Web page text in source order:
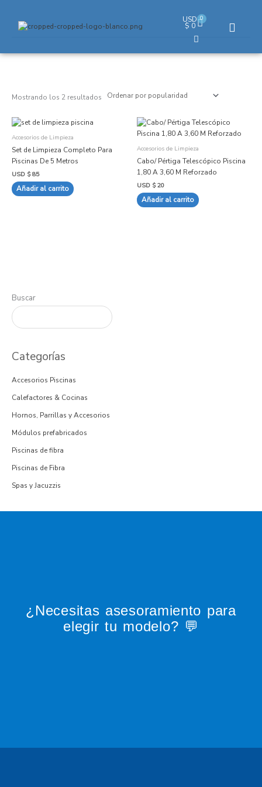
contenido
USD
$ 0
0
Cart
Buscar
Categorías
Accesorios Piscinas
Calefactores & Cocinas
Hornos, Parrillas y Accesorios
Módulos prefabricados
Piscinas de fibra
Piscinas de Fibra
Spas y Jacuzzis
Mostrando los 2 resultados
Ordenado
Accesorios de Limpieza
Set de Limpieza Completo Para
Piscinas De 5 Metros
USD $85
Añadir al carrito
Accesorios de Limpieza
Cabo/ Pértiga Telescópico Piscina
1,80 A 3,60 M Reforzado
USD $20
Añadir al carrito
¿Necesitas asesoramiento para
elegir tu modelo? 💬